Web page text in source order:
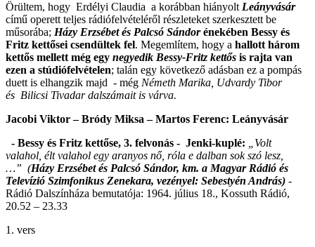
Örültem, hogy Erdélyi Claudia a korábban hiányolt Leányvásár
című operett teljes rádiófelvételéről részleteket szerkesztett be
műsorába; Házy Erzsébet és Palcsó Sándorénekében Bessy és
Fritz kettősei csendültek fel. Megemlítem, hogy a hallott három
kettős mellett még egy negyedik Bessy-Fritz kettős is rajta van
ezen a stúdiófelvételen; talán egy következő adásban ez a pompás
duett is elhangzik majd - még Németh Marika, Udvardy Tibor
és Bilicsi Tivadar dalszámait is várva.
Jacobi Viktor – Bródy Miksa – Martos Ferenc: Leányvásár
- Bessy és Fritz kettőse, 3. felvonás - Jenki-kuplé:
„Volt
valahol, élt valahol egy aranyos nő, róla e dalban sok szó lesz,
…” (Házy Erzsébet és Palcsó Sándor, km. a Magyar Rádió és
Televízió Szimfonikus Zenekara, vezényel: Sebestyén András) -
Rádió Dalszínháza bemutatója: 1964. július 18., Kossuth Rádió,
20.52 – 23.33
1. vers